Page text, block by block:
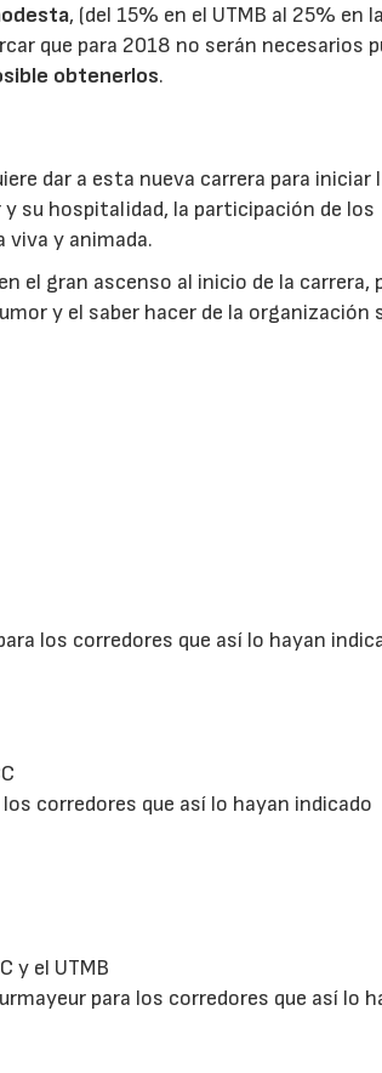
, (del 15% en el UTMB al 25% en
que para 2018 no serán necesarios
obtenerlos.
dar a esta nueva carrera para iniciar
su hospitalidad, la participación de los
viva y animada.
el gran ascenso al inicio de la carrera,
y el saber hacer de la organización
los corredores que así lo hayan
corredores que así lo hayan indicado
y el UTMB
para los corredores que así lo